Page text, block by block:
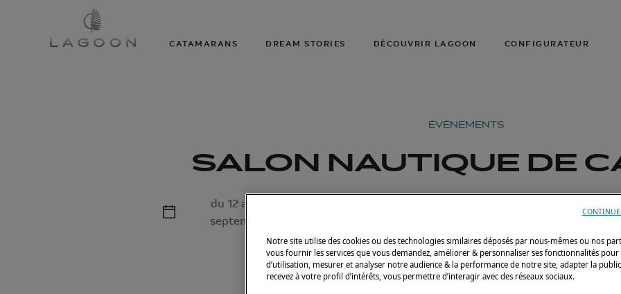
CATAMARANS DREAM STORIES DÉCOUVRIR LAGOON CONFIGURATEUR
ÉVÈNEMENTS
SALON NAUTIQUE DE
du 12 au 17
septembre
Lagoon 42 , Lagoon 46 ,
Notre site utilise des cookies ou des technologies similaires déposés par nous-mêmes ou nos
vous fournir les services que vous demandez, améliorer & personnaliser ses fonctionnalités
d’utilisation, mesurer et analyser notre audience & la performance de notre site, adapter la
recevez à votre profil d’intérêts, vous permettre d’interagir avec des réseaux sociaux.